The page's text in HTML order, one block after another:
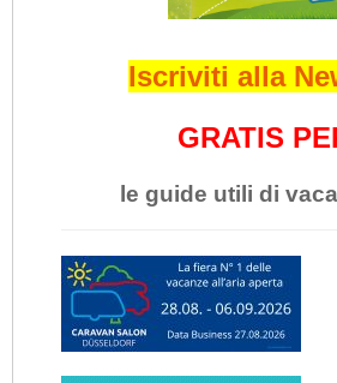
Iscriviti alla
GRATIS
le guide utili di